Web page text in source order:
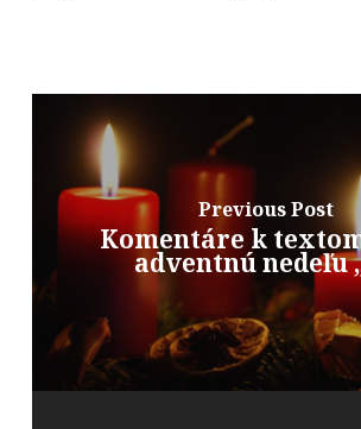
Previous Post
Komentáre k
adventnú nedeľu